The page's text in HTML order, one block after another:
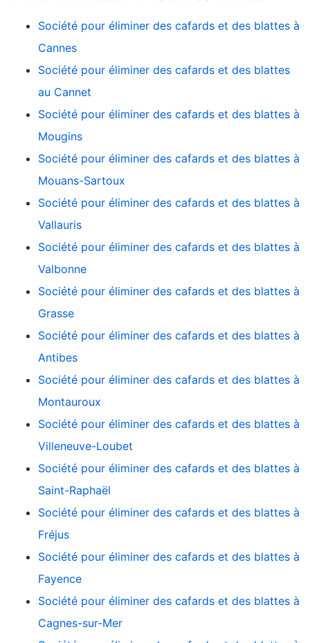
Société pour éliminer des cafards et des blattes à
Cannes
Société pour éliminer des cafards et des blattes
au Cannet
Société pour éliminer des cafards et des blattes à
Mougins
Société pour éliminer des cafards et des blattes à
Mouans-Sartoux
Société pour éliminer des cafards et des blattes à
Vallauris
Société pour éliminer des cafards et des blattes à
Valbonne
Société pour éliminer des cafards et des blattes à
Grasse
Société pour éliminer des cafards et des blattes à
Antibes
Société pour éliminer des cafards et des blattes à
Montauroux
Société pour éliminer des cafards et des blattes à
Villeneuve-Loubet
Société pour éliminer des cafards et des blattes à
Saint-Raphaël
Société pour éliminer des cafards et des blattes à
Fréjus
Société pour éliminer des cafards et des blattes à
Fayence
Société pour éliminer des cafards et des blattes à
Cagnes-sur-Mer